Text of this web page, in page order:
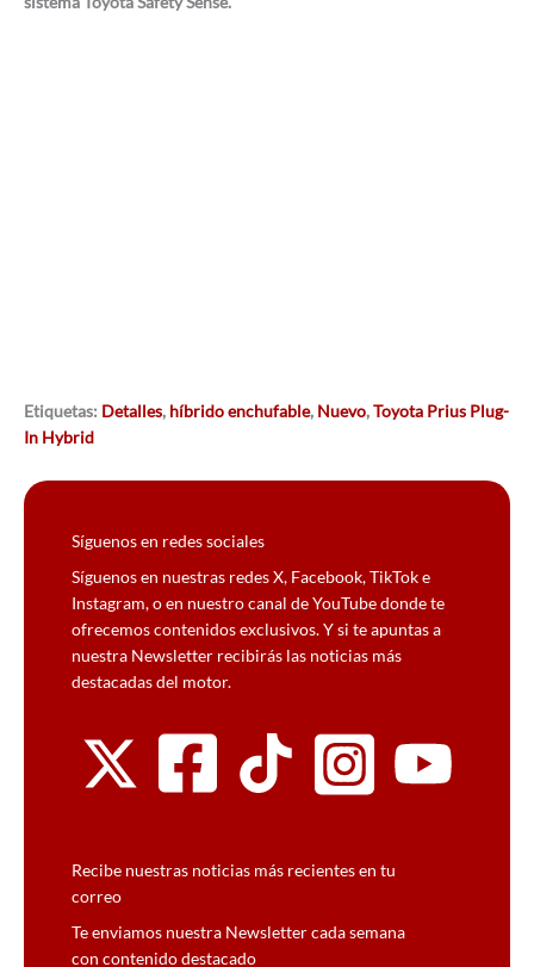
Etiquetas: Detalles, híbrido enchufable, Nuevo,Toyota Prius Plug-
In Hybrid
Síguenos en redes sociales
Síguenos en nuestras redes X, Facebook, TikTok e
Instagram, o en nuestro canal de YouTube donde te
ofrecemos contenidos exclusivos. Y si te apuntas a
nuestra Newsletter recibirás las noticias más
destacadas del motor.
Recibe nuestras noticias más recientes en tu
correo
Te enviamos nuestra Newsletter cada semana
con contenido destacado